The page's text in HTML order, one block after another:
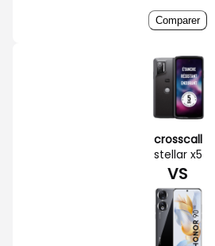
Comparer
crosscall
stellar x5
VS